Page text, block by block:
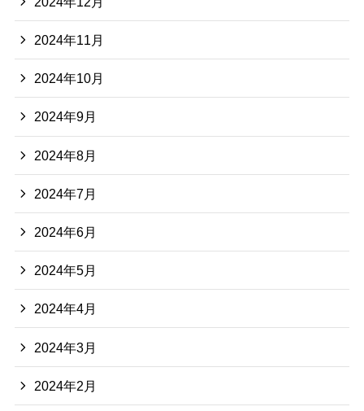
2024年11月
2024年10月
2024年9月
2024年8月
2024年7月
2024年6月
2024年5月
2024年4月
2024年3月
2024年2月